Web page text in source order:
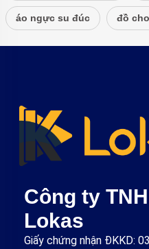
áo ngực su đúc đồ
Công ty
Lokas
Giấy chứng nhận ĐKKD: